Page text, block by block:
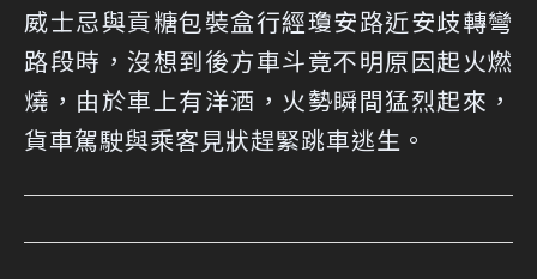
威士忌與貢糖包裝盒行經瓊安路近安歧轉彎
路段時，沒想到後方車斗竟不明原因起火燃
燒，由於車上有洋酒，火勢瞬間猛烈起來，
貨車駕駛與乘客見狀趕緊跳車逃生。